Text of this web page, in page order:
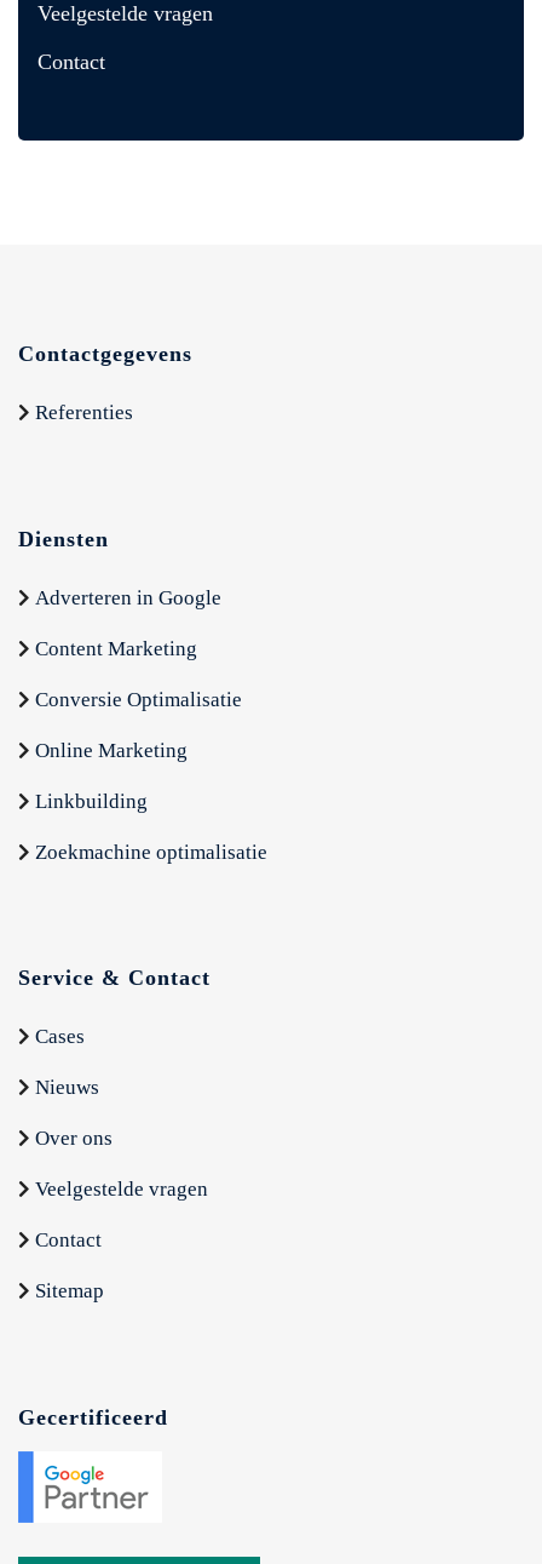
Veelgestelde vragen
Contact
Contactgegevens
Referenties
Diensten
Adverteren in Google
Content Marketing
Conversie Optimalisatie
Online Marketing
Linkbuilding
Zoekmachine optimalisatie
Service & Contact
Cases
Nieuws
Over ons
Veelgestelde vragen
Contact
Sitemap
Gecertificeerd